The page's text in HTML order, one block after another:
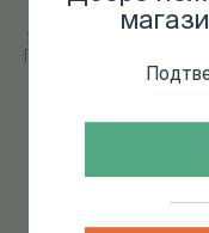
Поэзия как